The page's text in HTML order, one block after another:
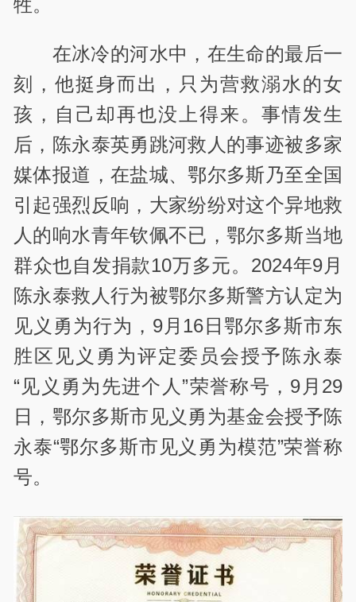
牲。
在冰冷的河水中，在生命的最后一
刻，他挺身而出，只为营救溺水的女
孩，自己却再也没上得来。事情发生
后，陈永泰英勇跳河救人的事迹被多家
媒体报道，在盐城、鄂尔多斯乃至全国
引起强烈反响，大家纷纷对这个异地救
人的响水青年钦佩不已，鄂尔多斯当地
群众也自发捐款10万多元。2024年9月
陈永泰救人行为被鄂尔多斯警方认定为
见义勇为行为，9月16日鄂尔多斯市东
胜区见义勇为评定委员会授予陈永泰
“见义勇为先进个人”荣誉称号，9月29
日，鄂尔多斯市见义勇为基金会授予陈
永泰“鄂尔多斯市见义勇为模范”荣誉称
号。